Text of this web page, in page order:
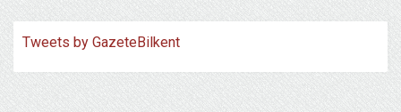
Tweets by GazeteBilkent